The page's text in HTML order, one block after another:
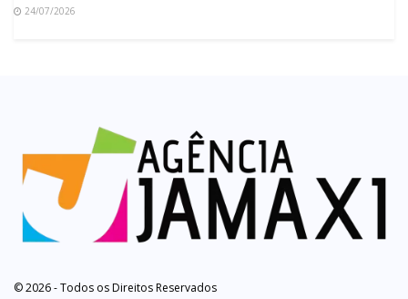
24/07/2026
© 2026 - Todos os Direitos Reservados